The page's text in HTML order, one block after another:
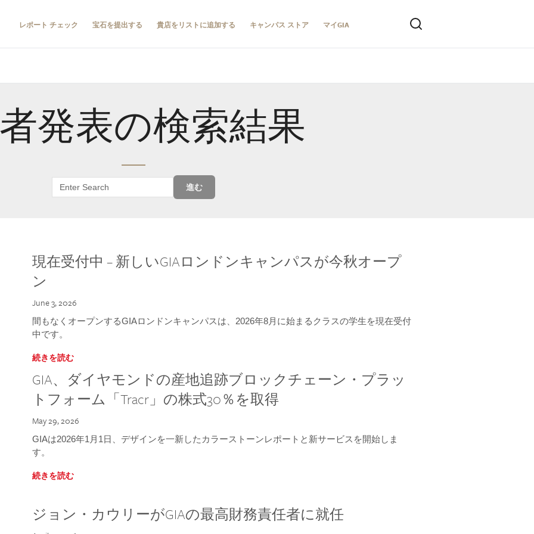
レポート チェック 宝石を提出する 貴店をリストに追加する キャンパス ストア マイGIA
発表の検索結果
進む
現在受付中 – 新しいGIAロンドンキャンパスが今秋オープ
ン
June 3, 2026
間もなくオープンするGIAロンドンキャンパスは、2026年8月に始まるクラスの学生を現在受付
中です。
続きを読む
GIA、ダイヤモンドの産地追跡ブロックチェーン・プラッ
トフォーム「Tracr」の株式30％を取得
May 29, 2026
GIAは2026年1月1日、デザインを一新したカラーストーンレポートと新サービスを開始しま
す。
続きを読む
ジョン・カウリーがGIAの最高財務責任者に就任